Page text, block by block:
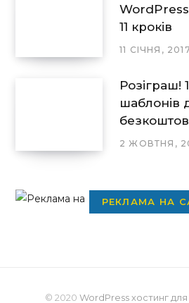
11 кроків
11 СІЧНЯ,
Розіграш!
шаблонів
2 ЖОВТНЯ,
РЕКЛАМА НА
© 2020 WordPress хостинг